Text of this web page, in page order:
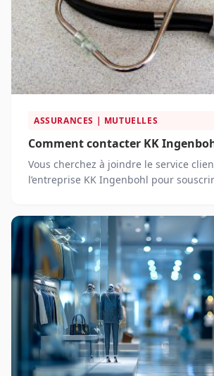
ASSURANCES | MUTUELLES
Comment contacter KK
Vous cherchez à joindre le service
l’entreprise KK Ingenbohl pour
attractifs ?